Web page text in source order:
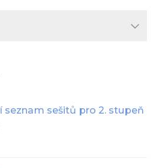
seznam sešitů pro 2. stupeň